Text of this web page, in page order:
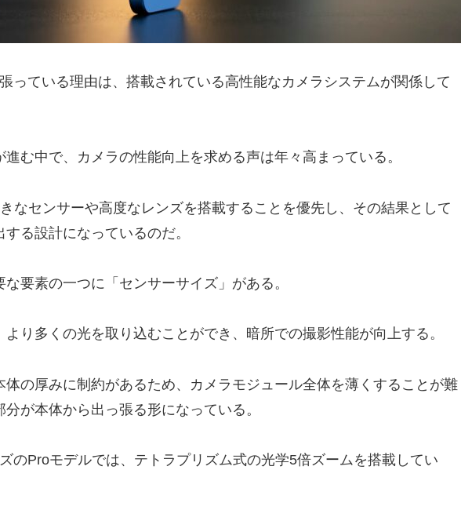
っている理由は、搭載されている高性能なカメラシステムが関係して
む中で、カメラの性能向上を求める声は年々高まっている。
なセンサーや高度なレンズを搭載することを優先し、その結果として
る設計になっているのだ。
要素の一つに「センサーサイズ」がある。
り多くの光を取り込むことができ、暗所での撮影性能が向上する。
体の厚みに制約があるため、カメラモジュール全体を薄くすることが難
が本体から出っ張る形になっている。
のProモデルでは、テトラプリズム式の光学5倍ズームを搭載してい